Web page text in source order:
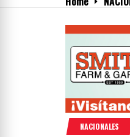
Menu
NACIONALES